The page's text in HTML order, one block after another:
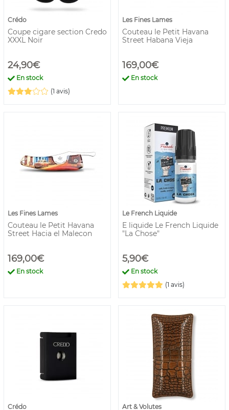
Crédo
Coupe cigare section Credo
XXXL Noir
24,90€
En stock
(1 avis)
Les Fines Lames
Couteau le Petit Havana
Street Habana Vieja
169,00€
En stock
Les Fines Lames
Couteau le Petit Havana
Street Hacia el Malecon
169,00€
En stock
Le French Liquide
E liquide Le French Liquide
"La Chose"
5,90€
En stock
(1 avis)
Crédo Art & Volutes